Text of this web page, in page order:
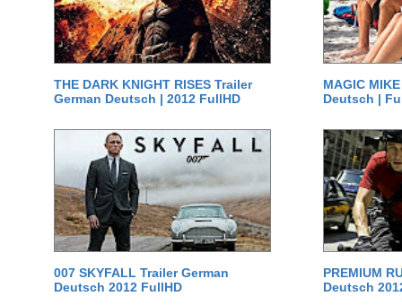
THE DARK KNIGHT RISES Trailer
German Deutsch | 2012 FullHD
MAGIC
Deutsch |
007 SKYFALL Trailer German
Deutsch 2012 FullHD
PREMIUM
Deutsch